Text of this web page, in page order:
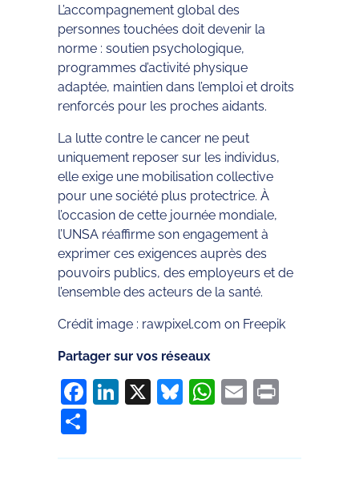
L’accompagnement global des
personnes touchées doit devenir la
norme : soutien psychologique,
programmes d’activité physique
adaptée, maintien dans l’emploi et droits
renforcés pour les proches aidants.
La lutte contre le cancer ne peut
uniquement reposer sur les individus,
elle exige une mobilisation collective
pour une société plus protectrice. À
l’occasion de cette journée mondiale,
l’UNSA réaffirme son engagement à
exprimer ces exigences auprès des
pouvoirs publics, des employeurs et de
l’ensemble des acteurs de la santé.
Crédit image : rawpixel.com on Freepik
Partager sur vos réseaux
Facebook
LinkedIn
X Bluesky
WhatsApp
Email